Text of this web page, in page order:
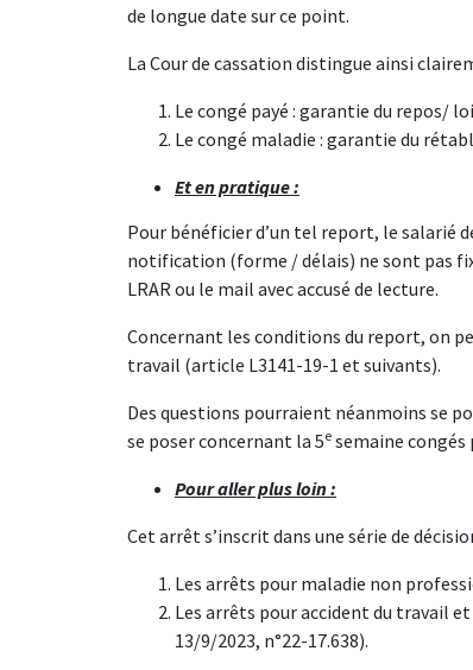
de longue date sur ce point.
La Cour de cassation distingue ainsi
Le congé payé : garantie du repos/
Le congé maladie : garantie du
Et en pratique :
Pour bénéficier d’un tel report, le salarié
notification (forme / délais) ne sont pas
LRAR ou le mail avec accusé de lecture.
Concernant les conditions du report, on
travail (article L3141-19-1 et suivants).
Des questions pourraient néanmoins se
se poser concernant la 5e semaine congés
Pour aller plus loin :
Cet arrêt s’inscrit dans une série de
Les arrêts pour maladie non
Les arrêts pour accident du travail
13/9/2023, n°22-17.638).